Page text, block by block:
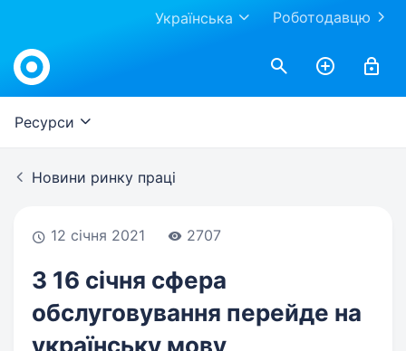
Роботодавцю
Українська
Work.ua
Ресурси
Новини ринку праці
12 січня 2021 2707
З 16 січня сфера
обслуговування перейде на
українську мову